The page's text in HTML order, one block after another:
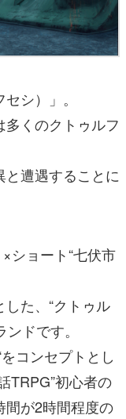
シ）」。
くのクトゥルフ
遭遇することに
ショート“七伏市
した、“クトゥル
ドです。
コンセプトとし
TRPG”初心者の
間が2時間程度の